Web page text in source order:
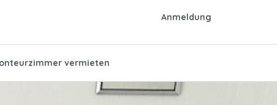
Anmeldung
vermieten